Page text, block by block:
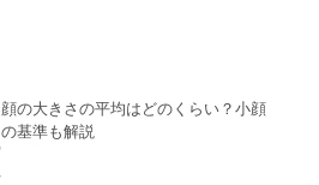
顔の大きさの平均はどのくらい？小顔
の基準も解説